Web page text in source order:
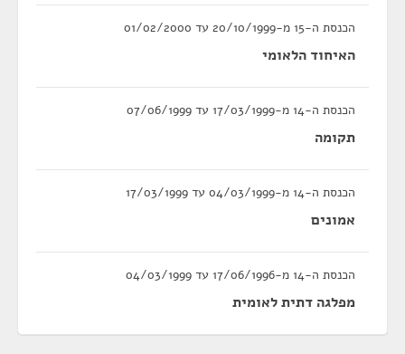
הכנסת ה-15 מ-20/10/1999 עד 01/02/2000
האיחוד הלאומי
הכנסת ה-14 מ-17/03/1999 עד 07/06/1999
תקומה
הכנסת ה-14 מ-04/03/1999 עד 17/03/1999
אמונים
הכנסת ה-14 מ-17/06/1996 עד 04/03/1999
מפלגה דתית לאומית